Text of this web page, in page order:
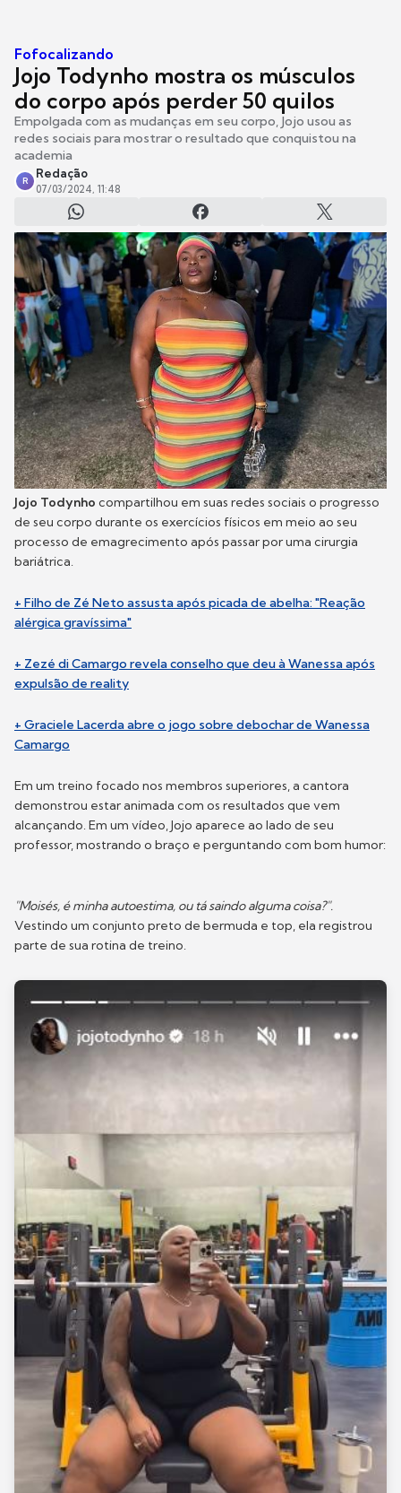
Fofocalizando
Jojo Todynho mostra os músculos
do corpo após perder 50 quilos
Empolgada com as mudanças em seu corpo, Jojo usou as
redes sociais para mostrar o resultado que conquistou na
academia
R
Redação
07/03/2024, 11:48
Jojo Todynho compartilhou em suas redes sociais o progresso
de seu corpo durante os exercícios físicos em meio ao seu
processo de emagrecimento após passar por uma cirurgia
bariátrica.
+ Filho de Zé Neto assusta após picada de abelha: "Reação
alérgica gravíssima"
+ Zezé di Camargo revela conselho que deu à Wanessa após
expulsão de reality
+ Graciele Lacerda abre o jogo sobre debochar de Wanessa
Camargo
Em um treino focado nos membros superiores, a cantora
demonstrou estar animada com os resultados que vem
alcançando. Em um vídeo, Jojo aparece ao lado de seu
professor, mostrando o braço e perguntando com bom humor:
"Moisés, é minha autoestima, ou tá saindo alguma coisa?".
Vestindo um conjunto preto de bermuda e top, ela registrou
parte de sua rotina de treino.